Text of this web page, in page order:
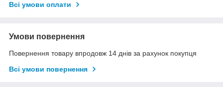
Всі умови оплати
Умови повернення
Повернення товару впродовж 14 днів за рахунок покупця
Всі умови повернення